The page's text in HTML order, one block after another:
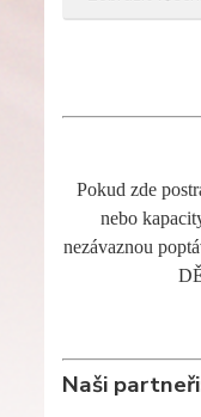
Pokud zde
nebo
nezávaznou
Naši